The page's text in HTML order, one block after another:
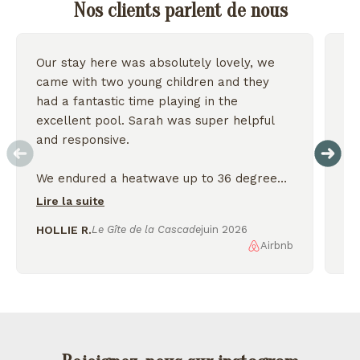
Nos clients parlent de nous
Our stay here was absolutely lovely, we
came with two young children and they
had a fantastic time playing in the
excellent pool. Sarah was super helpful
and responsive.
We endured a heatwave up to 36 degrees
but the house stayed nice and cool and we
We enjoyed exploring the nearby lakes
Lire la suite
HOLLIE R.Le Gîte de la Cascadejuin 2026
Airbnb